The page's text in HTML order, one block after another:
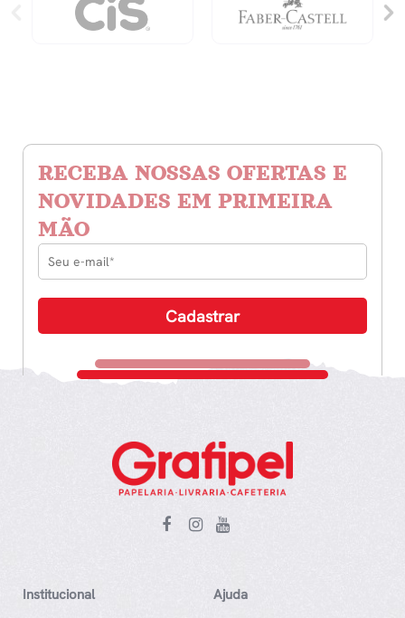
RECEBA NOSSAS OFERTAS E
NOVIDADES EM PRIMEIRA
MÃO
Institucional Ajuda